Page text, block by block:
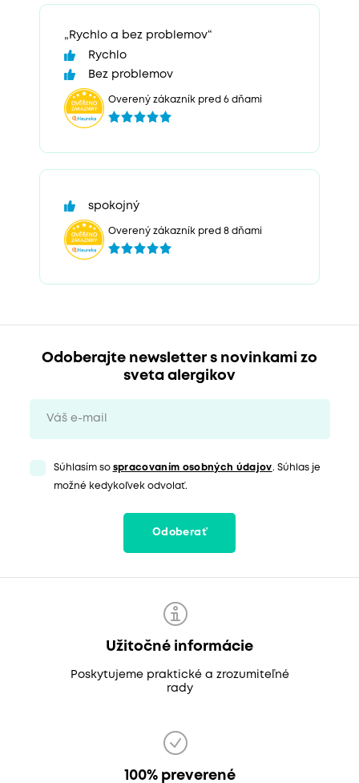
„Rychlo a bez problemov“
Rychlo
Bez problemov
Overený zákazník pred 6 dňami
spokojný
Overený zákazník pred 8 dňami
Odoberajte newsletter s novinkami zo
sveta alergikov
Súhlasím so spracovaním osobných údajov. Súhlas je
možné kedykoľvek odvolať.
Odoberať
Užitočné informácie
Poskytujeme praktické a zrozumiteľné
rady
100% preverené